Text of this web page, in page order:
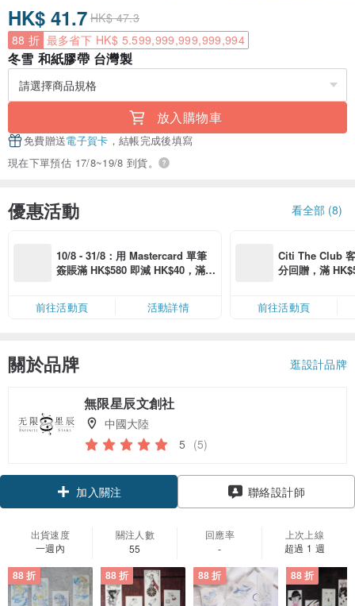
HK$ 41.7 HK$ 47.3
88 折 最多省下 HK$ 5.599,999,999,999,994
冬雪 和紙膠帶 台灣製
放入購物車
免費贈送電子賀卡 ，結帳完成後填寫
現在下單預估 17/8~19/8 到貨。
優惠活動 看全部 (8)
10/8 - 31/8：用 Mastercard 單筆
簽賬滿 HK$580 即減 HK$40，滿 H
額有限，額滿即止，僅限「常用信
前往活動頁 活動詳情
Citi The Club
分回贈，滿
前往活動頁
關於品牌 逛設計品牌
無限星辰文創社
中國大陸
5 (5)
加入關注 聯絡設計師
出貨速度
一週內
關注人數
55
回應率
-
上次上線
超過 1 週
88 折 88 折 88 折 88 折